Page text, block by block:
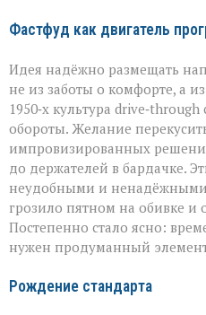
Фастфуд как двигатель
Идея надёжно размещать
не из заботы о комфорте, а
1950‑х культура
обороты. Желание
импровизированных
до держателей в бардачке.
неудобными и
грозило пятном на обивке и
Постепенно стало ясно:
нужен продуманный
Рождение стандарта